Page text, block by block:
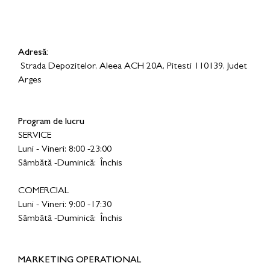
Adresă:
Strada Depozitelor, Aleea ACH 20A, Pitesti 110139, Judet
Arges
Program de lucru
SERVICE
Luni - Vineri: 8:00 -23:00
Sâmbătă -Duminică: Închis
COMERCIAL
Luni - Vineri: 9:00 -17:30
Sâmbătă -Duminică: Închis
MARKETING OPERATIONAL